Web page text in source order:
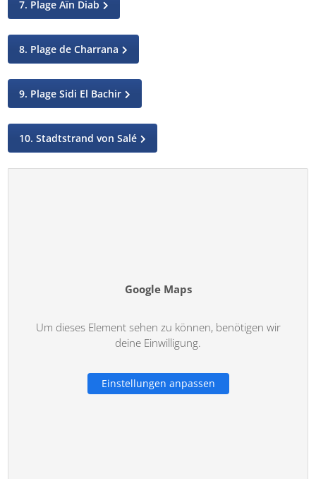
7. Plage Aïn Diab
8. Plage de Charrana
9. Plage Sidi El Bachir
10. Stadtstrand von Salé
Google Maps
Um dieses Element sehen zu können, benötigen wir
deine Einwilligung.
Einstellungen anpassen